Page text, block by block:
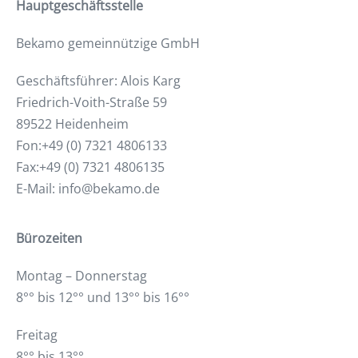
Hauptgeschäftsstelle
Bekamo gemeinnützige GmbH
Geschäftsführer: Alois Karg
Friedrich-Voith-Straße 59
89522 Heidenheim
Fon:+49 (0) 7321 4806133
Fax:+49 (0) 7321 4806135
E-Mail: info@bekamo.de
Bürozeiten
Montag – Donnerstag
8°° bis 12°° und 13°° bis 16°°
Freitag